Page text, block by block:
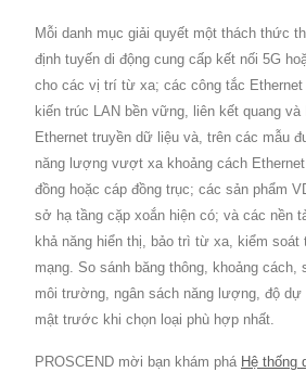
Mỗi danh mục giải quyết một thách thức
định tuyến di động cung cấp kết nối 5G
cho các vị trí từ xa; các công tắc Ethernet
kiến trúc LAN bền vững, liên kết quang
Ethernet truyền dữ liệu và, trên các mẫu
năng lượng vượt xa khoảng cách
đồng hoặc cáp đồng trục; các sản phẩm
sở hạ tầng cặp xoắn hiện có; và các nền
khả năng hiển thị, bảo trì từ xa, kiểm soát
mạng. So sánh băng thông, khoảng
môi trường, ngân sách năng lượng, độ dự
mật trước khi chọn loại phù hợp nhất.
PROSCEND mời bạn khám phá Hệ thống